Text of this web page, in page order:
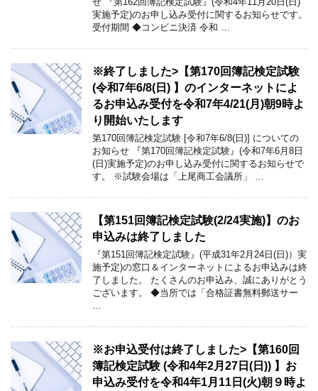
実施予定)のお申し込み受付に関するお知らせです。
受付期間 ◆コンビニ決済 令和 …
※終了しました>【第170回簿記検定試験
(令和7年6/8(日) 】のインターネットによ
るお申込み受付を令和7年4/21(月)朝9時よ
り開始いたします
第170回簿記検定試験 [令和7年6/8(日)] についての
お知らせ 『第170回簿記検定試験』(令和7年6月8日
(日)実施予定)のお申し込み受付に関するお知らせで
す。 ※試験会場は「上尾商工会議所」 …
【第151回簿記検定試験(2/24実施)】のお
申込みは終了しました
『第151回簿記検定試験』(平成31年2月24日(日)）実
施予定)の窓口＆インターネットによるお申込みは終
了しました。 たくさんのお申込み、誠にありがとう
ございます。 ◆当所では「合格証書無料郵送サー
※お申込受付は終了しました>【第160回
簿記検定試験 (令和4年2月27日(日)) 】お
申込み受付を令和4年1月11日(火)朝９時よ